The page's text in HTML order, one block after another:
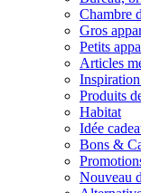
Chambre
Gros
Petits
Articles
Produits
Habitat
Idée
Bons &
Nouveau